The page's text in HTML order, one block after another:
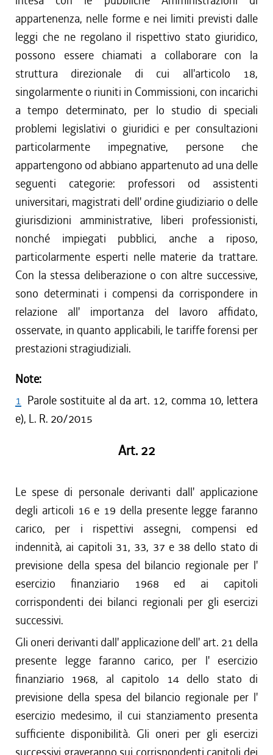
appartenenza, nelle forme e nei limiti previsti dalle
leggi che ne regolano il rispettivo stato giuridico,
possono essere chiamati a collaborare con la
struttura direzionale di cui all'articolo 18,
singolarmente o riuniti in Commissioni, con incarichi
a tempo determinato, per lo studio di speciali
problemi legislativi o giuridici e per consultazioni
particolarmente impegnative, persone che
appartengono od abbiano appartenuto ad una delle
seguenti categorie: professori od assistenti
universitari, magistrati dell' ordine giudiziario o delle
giurisdizioni amministrative, liberi professionisti,
nonché impiegati pubblici, anche a riposo,
particolarmente esperti nelle materie da trattare.
Con la stessa deliberazione o con altre successive,
sono determinati i compensi da corrispondere in
relazione all' importanza del lavoro affidato,
osservate, in quanto applicabili, le tariffe forensi per
prestazioni stragiudiziali.
Note:
1 Parole sostituite al da art. 12, comma 10, lettera
e), L. R. 20/2015
Art. 22
Le spese di personale derivanti dall' applicazione
degli articoli 16 e 19 della presente legge faranno
carico, per i rispettivi assegni, compensi ed
indennità, ai capitoli 31, 33, 37 e 38 dello stato di
previsione della spesa del bilancio regionale per l'
esercizio finanziario 1968 ed ai capitoli
corrispondenti dei bilanci regionali per gli esercizi
successivi.
Gli oneri derivanti dall' applicazione dell' art. 21 della
presente legge faranno carico, per l' esercizio
finanziario 1968, al capitolo 14 dello stato di
previsione della spesa del bilancio regionale per l'
esercizio medesimo, il cui stanziamento presenta
sufficiente disponibilità. Gli oneri per gli esercizi